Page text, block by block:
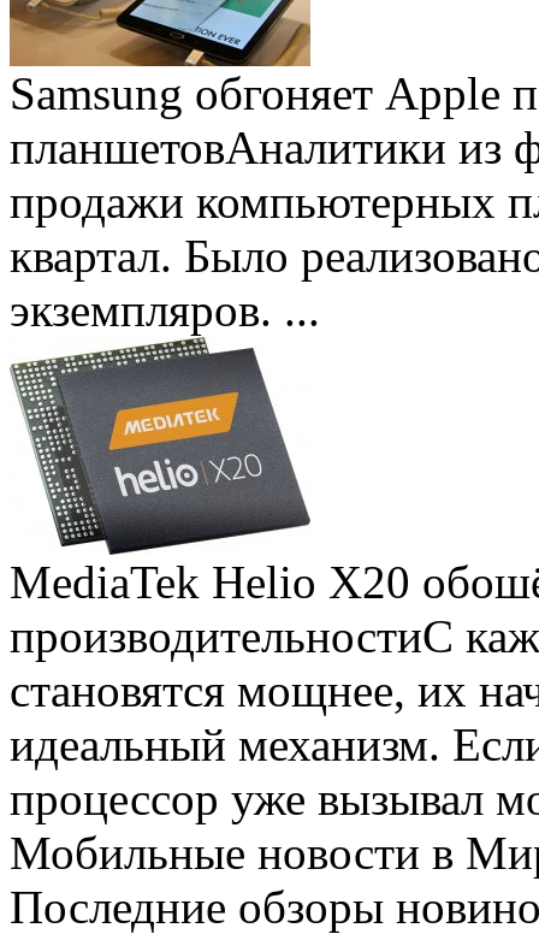
Samsung обгоняет Apple
планшетовАналитики из
продажи компьютерных
квартал. Было
экземпляров. ...
MediaTek Helio X20
производительностиС
становятся мощнее, их
идеальный механизм.
процессор уже вызывал
Мобильные новости в
Последние обзоры